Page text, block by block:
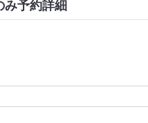
予約詳細